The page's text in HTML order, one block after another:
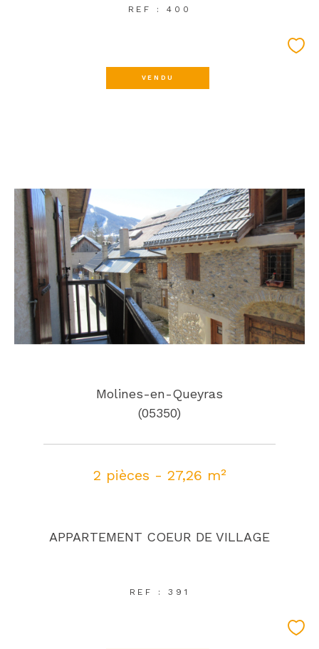
REF : 400
VENDU
Molines-en-Queyras
(05350)
2 pièces - 27,26 m²
APPARTEMENT COEUR DE VILLAGE
REF : 391